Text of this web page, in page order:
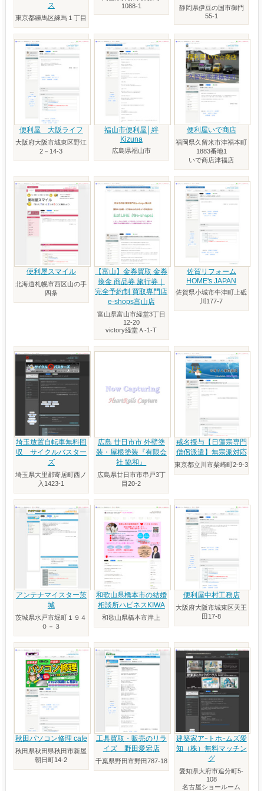
ス
東京都練馬区練馬１丁目
1088-1
静岡県伊豆の国市御門
55-1
便利屋 大阪ライフ
大阪府大阪市城東区野江
2－14-3
福山市便利屋│絆
Kizuna
広島県福山市
便利屋いで商店
福岡県久留米市津福本町
1883番地1
いで商店津福店
便利屋スマイル
北海道札幌市西区山の手
四条
【富山】金券買取 金券
換金 商品券 旅行券｜
完全予約制 買取専門店
e-shops富山店
富山県富山市経堂3丁目
12-20
victory経堂Ａ-1-T
佐賀リフォーム
HOME's JAPAN
佐賀県小城市牛津町上砥
川177-7
埼玉放置自転車無料回
収 サイクルバスター
ズ
埼玉県大里郡寄居町西ノ
入1423-1
広島 廿日市市 外壁塗
装・屋根塗装『有限会
社 協和』
広島県廿日市市串戸3丁
目20-2
戒名授与【日蓮宗専門
僧侶派遣】無宗派対応
東京都立川市柴崎町2-9-3
アンテナマイスター茨
城
茨城県水戸市堀町１９４
０－３
和歌山県橋本市の結婚
相談所ハピネスKIWA
和歌山県橋本市岸上
便利屋中村工務店
大阪府大阪市城東区天王
田17-8
秋田パソコン修理 cafe
秋田県秋田県秋田市新屋
朝日町14-2
工具買取・販売のリラ
イズ 野田愛宕店
千葉県野田市野田787-18
建築家アｰトホｰムズ愛
知（株）無料マッチン
グ
愛知県大府市追分町5-
108
名古屋ショールーム